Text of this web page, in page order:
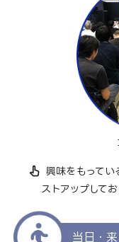
pan_tool_alt
興味をもってい
ストアップして
当日・